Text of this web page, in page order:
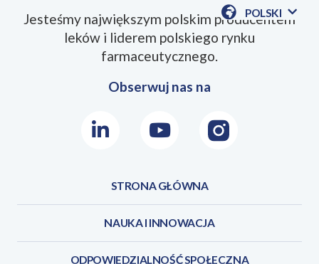
POLSKI
POKAŻ
Jesteśmy największym polskim producentem
leków i liderem polskiego rynku
farmaceutycznego.
Obserwuj nas na
LinkedInYoutubeInstagram
STRONA GŁÓWNA
NAUKA I INNOWACJA
ODPOWIEDZIALNOŚĆ SPOŁECZNA